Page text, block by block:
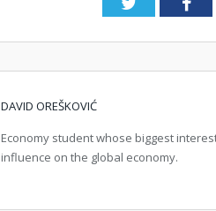
DAVID OREŠKOVIĆ
Economy student whose biggest
influence on the global economy.